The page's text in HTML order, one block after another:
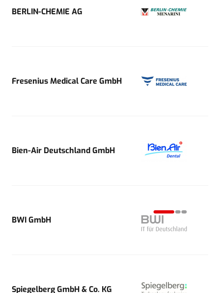
BERLIN-CHEMIE AG
Fresenius Medical Care GmbH
Bien-Air Deutschland GmbH
BWI GmbH
Spiegelberg GmbH & Co. KG